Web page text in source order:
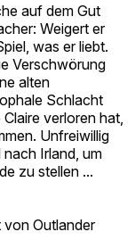
auf dem Gut
Weigert er
was er liebt.
Verschwörung
alten
Schlacht
verloren hat,
Unfreiwillig
Irland, um
zu stellen ...
von Outlander